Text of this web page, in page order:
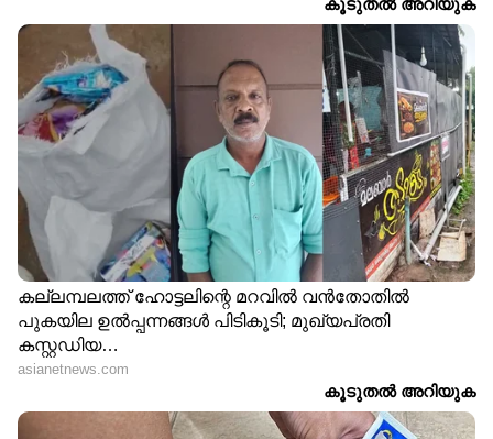
5051 5089 5172 5881 6206 6332 6703
6846 7019 7081 7142 7161 7278 7351 7358
7585 7696 7731 7876 7937 7958 8056
8396 8610 8621 8639 8992 9058 9133 9447
9552 9665 9793 9813 9842 9941
ഏഴാം സമ്മാനം (100)
0019 0062 0123 0208 0232 0246 0270
0308 0779 1118 1133 1202 1309 1326 1613
1667 1669 1975 2012 2084 2193 2225 2355
2356 2438 2566 2616 2623 2717 2778
2804 2819 2874 3086 3142 3170 3382 3388